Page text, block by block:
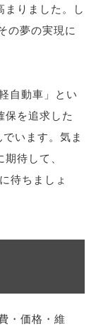
りました。し
の夢の実現に
自動車」とい
保を追求した
います。気ま
待して、
待ちましょ